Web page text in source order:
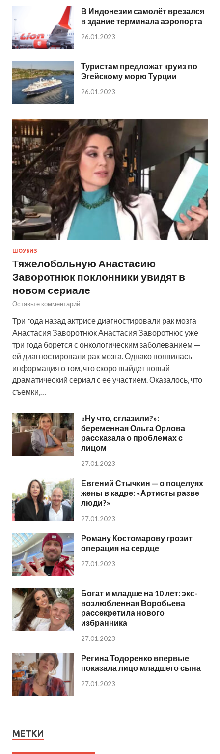
В Индонезии самолёт врезался
в здание терминала аэропорта
26.01.2023
Туристам предложат круиз по
Эгейскому морю Турции
26.01.2023
ШОУБИЗ
Тяжелобольную Анастасию
Заворотнюк поклонники увидят в
новом сериале
Оставьте комментарий
Три года назад актрисе диагностировали рак мозга
Анастасия Заворотнюк Анастасия Заворотнюс уже
три года борется с онкологическим заболеванием —
ей диагностировали рак мозга. Однако появилась
информация о том, что скоро выйдет новый
драматический сериал с ее участием. Оказалось, что
съемки,…
«Ну что, сглазили?»:
беременная Ольга Орлова
рассказала о проблемах с
лицом
27.01.2023
Евгений Стычкин — о поцелуях
жены в кадре: «Артисты разве
люди?»
27.01.2023
Роману Костомарову грозит
операция на сердце
27.01.2023
Богат и младше на 10 лет: экс-
возлюбленная Воробьева
рассекретила нового
избранника
27.01.2023
Регина Тодоренко впервые
показала лицо младшего сына
27.01.2023
МЕТКИ